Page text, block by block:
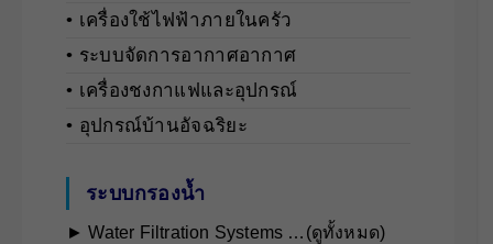
• เครื่องใช้ไฟฟ้าภายในครัว
• ระบบจัดการอากาศอากาศ
• เครื่องชงกาแฟและอุปกรณ์
• อุปกรณ์บ้านอัจฉริยะ
ระบบกรองน้ำ
► Water Filtration Systems …(ดูทั้งหมด)